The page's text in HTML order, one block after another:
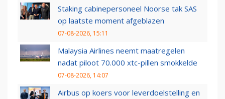
Staking cabinepersoneel Noorse tak SAS
op laatste moment afgeblazen
07-08-2026, 15:11
Malaysia Airlines neemt maatregelen
nadat piloot 70.000 xtc-pillen smokkelde
07-08-2026, 14:07
Airbus op koers voor leverdoelstelling en